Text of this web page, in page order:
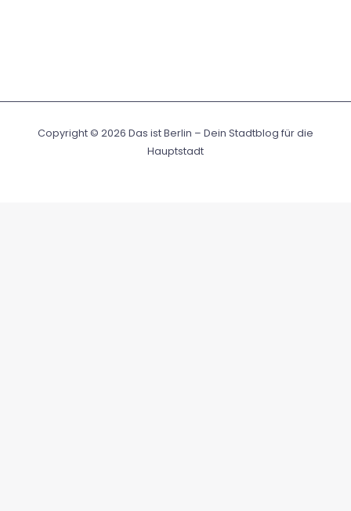
Copyright © 2026 Das ist Berlin – Dein Stadtblog für die
Hauptstadt